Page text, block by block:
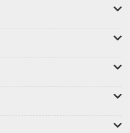
告白：如何打造一家更
等不同定位說起，兼談開